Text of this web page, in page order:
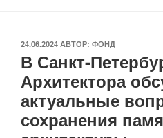
ОПУБЛИКОВАНО
24.06.2024 АВТОР: ФОНД
В Санкт-
Архитектора
актуальные
сохранения